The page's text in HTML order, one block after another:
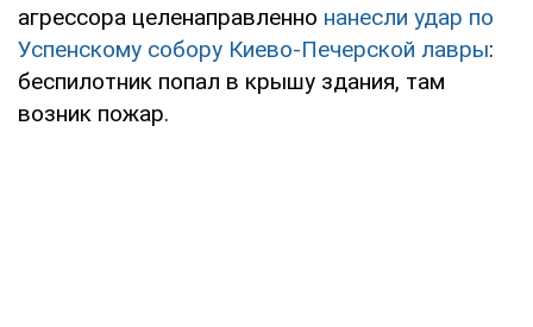
агрессора целенаправленно нанесли удар по
Успенскому собору Киево-Печерской лавры:
беспилотник попал в крышу здания, там
возник пожар.